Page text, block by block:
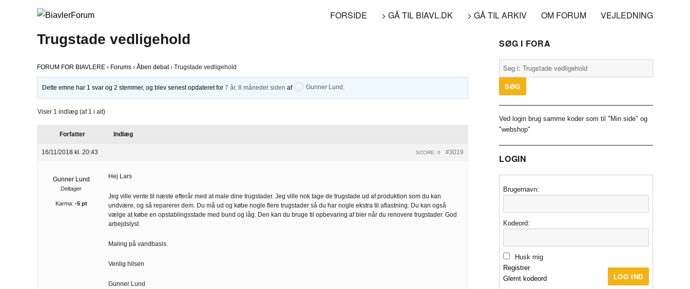
FORSIDE > GÅ TIL BIAVL.DK > GÅ TIL ARKIV OM FORUM VEJLEDNING
Trugstade vedligehold
FORUM FOR BIAVLERE › Forums › Åben debat › Trugstade vedligehold
Dette emne har 1 svar og 2 stemmer, og blev senest opdateret for7 år, 8 måneder siden af Gunner Lund
Viser 1 indlæg (af 1 i alt)
Forfatter Indlæg
16/11/2018 kl. 20:43 #3019
SCORE: 0
Gunner Lund
Deltager
Karma: -5 pt
Hej Lars
Jeg ville vente til næste efterår med at male dine trugstader. Jeg ville nok tage de trugstade ud af produktion som du kan
undvære, og så reparerer dem. Du må ud og købe nogle flere trugstader så du har nogle ekstra til aflastning. Du kan også
vælge at købe en opstablingsstade med bund og låg. Den kan du bruge til opbevaring af bier når du renovere trugstader. God
arbejdslyst.
Maling på vandbasis.
Venlig hilsen
Gunner Lund
SØG I FORA
Ved login brug samme koder som til "Min side" og
"webshop"
LOGIN
Brugernavn:
Kodeord:
Husk mig
LOG IND
Registrer
Glemt kodeord